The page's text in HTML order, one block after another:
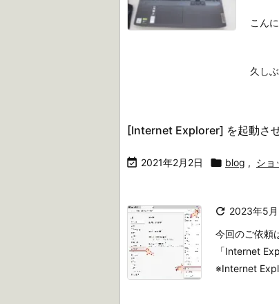
こん
久し
[Internet Explorer] を起動さ
 2021年2月2日  blog , ショ
 2023年5
今回のご依頼
「Internet
※Internet